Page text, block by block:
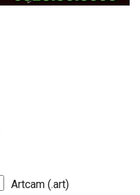
Artcam (.art)